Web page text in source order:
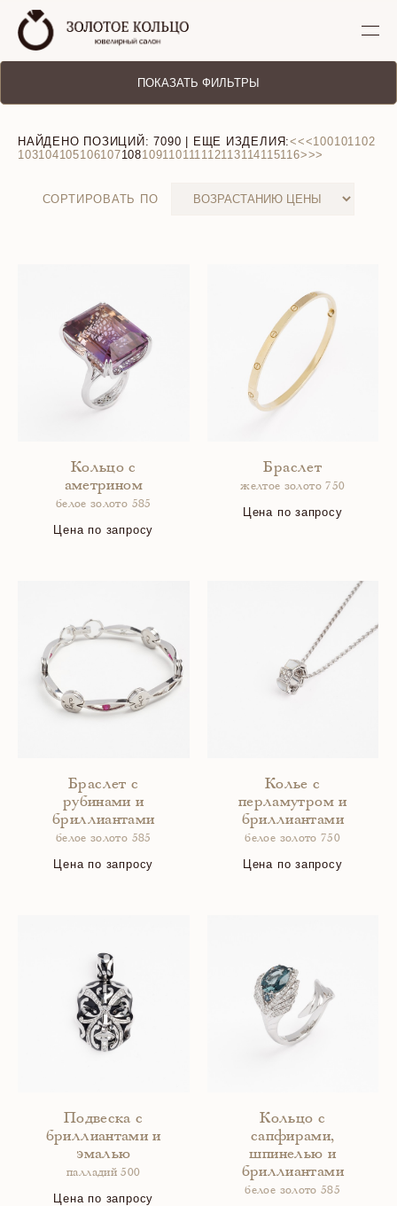
ПОКАЗАТЬ ФИЛЬТРЫ
НАЙДЕНО ПОЗИЦИЙ:7090 | ЕЩЕ ИЗДЕЛИЯ:<<<100101102
103104105106107108109110111112113114115116>>>
СОРТИРОВАТЬ ПО
Кольцо с
аметрином
белое золото 585
Цена по запросу
Браслет
желтое золото 750
Цена по запросу
Браслет с
рубинами и
бриллиантами
белое золото 585
Цена по запросу
Колье с
перламутром и
бриллиантами
белое золото 750
Цена по запросу
Подвеска с
бриллиантами и
эмалью
палладий 500
Цена по запросу
Кольцо с
сапфирами,
шпинелью и
бриллиантами
белое золото 585